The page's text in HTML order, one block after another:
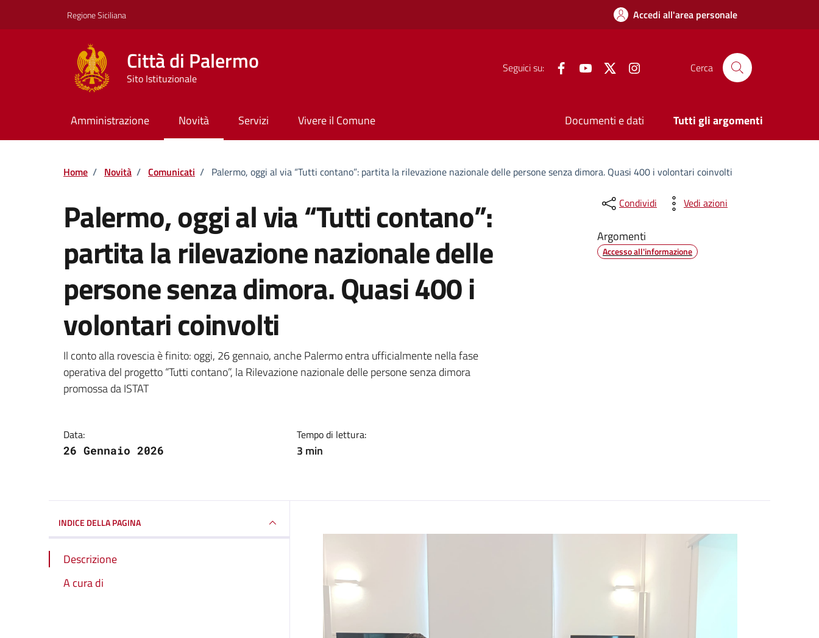
Regione Siciliana Accedi all'area personale
Città di Palermo
Sito Istituzionale
Seguici su: FacebookYouTube Twitter Cerca
Amministrazione Novità Servizi Vivere il Comune Documenti e dati Tutti gli argomenti
Home / Novità / Comunicati / Palermo, oggi al via “Tutti contano”: partita la rilevazione nazionale delle persone senza dimora. Quasi 400 i volontari coinvolti
Palermo, oggi al via “Tutti contano”:
partita la rilevazione nazionale delle
persone senza dimora. Quasi 400 i
volontari coinvolti
Dettagli della notizia
Il conto alla rovescia è finito: oggi, 26 gennaio, anche Palermo entra ufficialmente nella fase
operativa del progetto “Tutti contano”, la Rilevazione nazionale delle persone senza dimora
promossa da ISTAT
Data:
26 Gennaio 2026
Tempo di lettura:
3 min
Condividi Vedi azioni
Argomenti
Accesso all'informazione
INDICE DELLA PAGINA
Descrizione
A cura di